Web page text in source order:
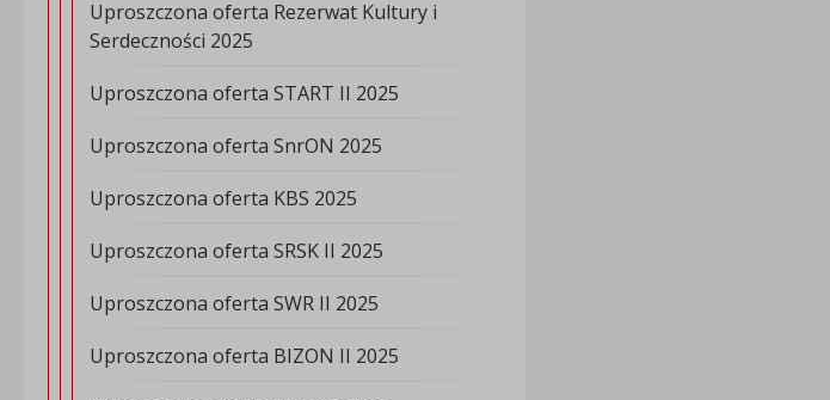
Uproszczona oferta Rezerwat Kultury i
Serdeczności 2025
Uproszczona oferta START II 2025
Uproszczona oferta SnrON 2025
Uproszczona oferta KBS 2025
Uproszczona oferta SRSK II 2025
Uproszczona oferta SWR II 2025
Uproszczona oferta BIZON II 2025